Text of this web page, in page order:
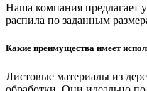
Наша компания предлагает
распила по заданным
Какие преимущества имеет
Листовые материалы из